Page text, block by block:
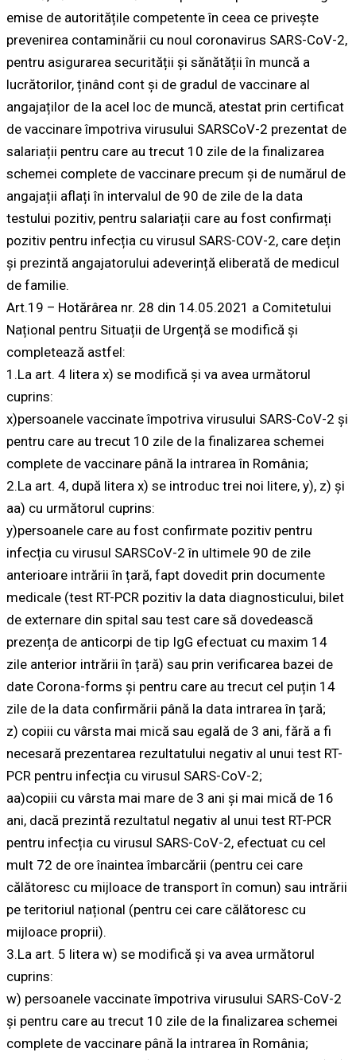
emise de autoritățile competente în ceea ce privește
prevenirea contaminării cu noul coronavirus SARS-CoV-2,
pentru asigurarea securității și sănătății în muncă a
lucrătorilor, ținând cont și de gradul de vaccinare al
angajaților de la acel loc de muncă, atestat prin certificat
de vaccinare împotriva virusului SARSCoV-2 prezentat de
salariații pentru care au trecut 10 zile de la finalizarea
schemei complete de vaccinare precum și de numărul de
angajații aflați în intervalul de 90 de zile de la data
testului pozitiv, pentru salariații care au fost confirmați
pozitiv pentru infecția cu virusul SARS-COV-2, care dețin
și prezintă angajatorului adeverință eliberată de medicul
de familie.
Art.19 – Hotărârea nr. 28 din 14.05.2021 a Comitetului
Național pentru Situații de Urgență se modifică și
completează astfel:
1.La art. 4 litera x) se modifică și va avea următorul
cuprins:
x)persoanele vaccinate împotriva virusului SARS-CoV-2 și
pentru care au trecut 10 zile de la finalizarea schemei
complete de vaccinare până la intrarea în România;
2.La art. 4, după litera x) se introduc trei noi litere, y), z) și
aa) cu următorul cuprins:
y)persoanele care au fost confirmate pozitiv pentru
infecția cu virusul SARSCoV-2 în ultimele 90 de zile
anterioare intrării în țară, fapt dovedit prin documente
medicale (test RT-PCR pozitiv la data diagnosticului, bilet
de externare din spital sau test care să dovedească
prezența de anticorpi de tip IgG efectuat cu maxim 14
zile anterior intrării în țară) sau prin verificarea bazei de
date Corona-forms și pentru care au trecut cel puțin 14
zile de la data confirmării până la data intrarea în țară;
z) copiii cu vârsta mai mică sau egală de 3 ani, fără a fi
necesară prezentarea rezultatului negativ al unui test RT-
PCR pentru infecția cu virusul SARS-CoV-2;
aa)copiii cu vârsta mai mare de 3 ani și mai mică de 16
ani, dacă prezintă rezultatul negativ al unui test RT-PCR
pentru infecția cu virusul SARS-CoV-2, efectuat cu cel
mult 72 de ore înaintea îmbarcării (pentru cei care
călătoresc cu mijloace de transport în comun) sau intrării
pe teritoriul național (pentru cei care călătoresc cu
mijloace proprii).
3.La art. 5 litera w) se modifică și va avea următorul
cuprins:
w) persoanele vaccinate împotriva virusului SARS-CoV-2
și pentru care au trecut 10 zile de la finalizarea schemei
complete de vaccinare până la intrarea în România;